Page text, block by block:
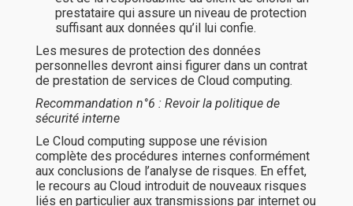
prestataire qui assure un niveau de protection
suffisant aux données qu’il lui confie.
Les mesures de protection des données
personnelles devront ainsi figurer dans un contrat
de prestation de services de Cloud computing.
Recommandation n°6 : Revoir la politique de
sécurité interne
Le Cloud computing suppose une révision
complète des procédures internes conformément
aux conclusions de l’analyse de risques. En effet,
le recours au Cloud introduit de nouveaux risques
liés en particulier aux transmissions par internet ou